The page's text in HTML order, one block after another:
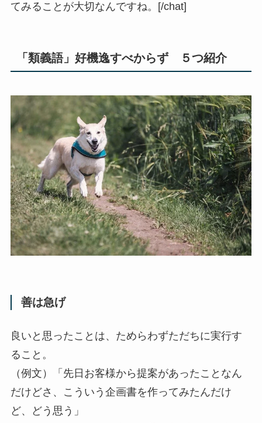
てみることが大切なんですね。[/chat]
「類義語」好機逸すべからず ５つ紹介
善は急げ
良いと思ったことは、ためらわずただちに実行す
ること。
（例文）「先日お客様から提案があったことなん
だけどさ、こういう企画書を作ってみたんだけ
ど、どう思う」